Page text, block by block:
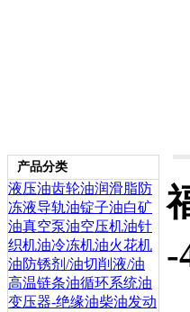
产品分类
液压油齿轮油润滑脂防
冻液导轨油锭子油白矿
油真空泵油空压机油针
织机油冷冻机油火花机
油防锈剂/油切削液/油
高温链条油循环系统油
变压器-绝缘油柴油发动
-